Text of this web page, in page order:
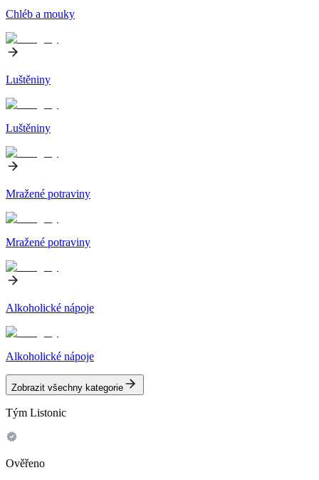
Chléb a mouky
Luštěniny
Luštěniny
Mražené potraviny
Mražené potraviny
Alkoholické nápoje
Alkoholické nápoje
Zobrazit všechny kategorie
Tým Listonic
Ověřeno